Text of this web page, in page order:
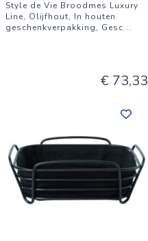
Style de Vie Broodmes Luxury
Line, Olijfhout, In houten
geschenkverpakking, Gesc...
€ 73,33